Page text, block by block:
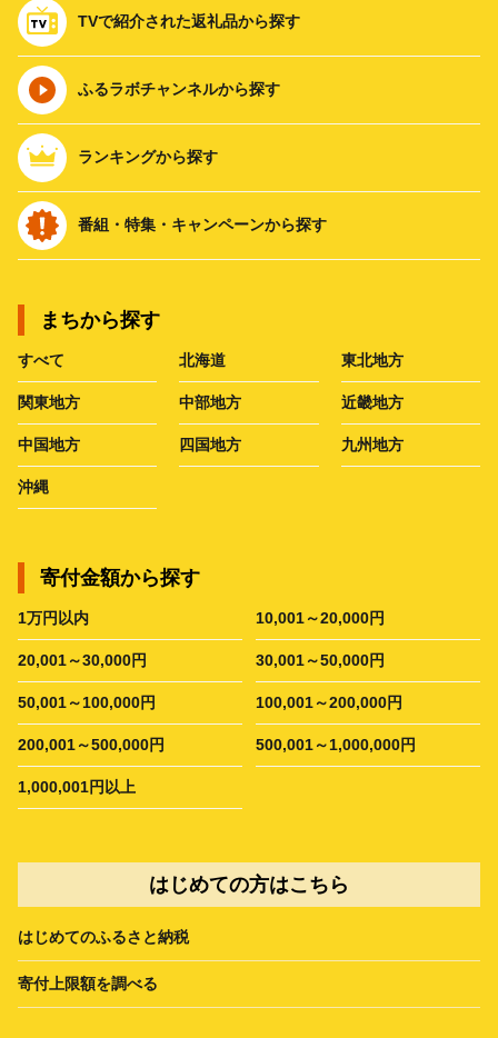
TVで紹介された返礼品から探す
ふるラボチャンネルから探す
ランキングから探す
番組・特集・キャンペーンから探す
まちから探す
すべて 北海道 東北地方
関東地方 中部地方 近畿地方
中国地方 四国地方 九州地方
沖縄
寄付金額から探す
1万円以内 10,001～20,000円
20,001～30,000円 30,001～50,000円
50,001～100,000円 100,001～200,000円
200,001～500,000円 500,001～1,000,000円
1,000,001円以上
はじめての方はこちら
はじめてのふるさと納税
寄付上限額を調べる